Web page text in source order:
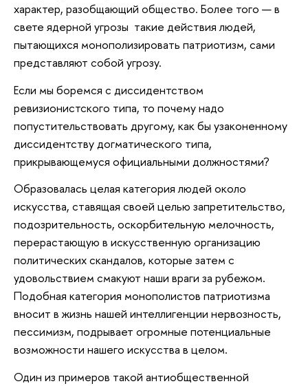
характер, разобщающий общество. Более того — в
свете ядерной угрозы такие действия людей,
пытающихся монополизировать патриотизм, сами
представляют собой угрозу.
Если мы боремся с диссидентством
ревизионистского типа, то почему надо
попустительствовать другому, как бы узаконенному
диссидентству догматического типа,
прикрывающемуся официальными должностями?
Образовалась целая категория людей около
искусства, ставящая своей целью запретительство,
подозрительность, оскорбительную мелочность,
перерастающую в искусственную организацию
политических скандалов, которые затем с
удовольствием смакуют наши враги за рубежом.
Подобная категория монополистов патриотизма
вносит в жизнь нашей интеллигенции нервозность,
пессимизм, подрывает огромные потенциальные
возможности нашего искусства в целом.
Один из примеров такой антиобщественной